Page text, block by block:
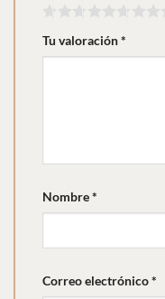
Tu valoración*
Nombre*
Correo electrónico*